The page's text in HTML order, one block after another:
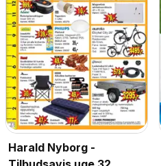
Harald Nyborg -